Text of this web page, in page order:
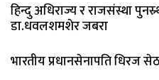
हिन्दु अधिराज्य र राजसंस्था
डा.धवलशमशेर जबरा
भारतीय प्रधानसेनापति धिरज